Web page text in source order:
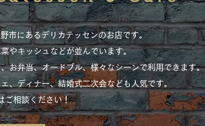
市にあるデリカテッセンのお店です。
やキッシュなどが並んでいます。
お弁当、オードブル、様々なシーンで利用できます。​​
、ディナー、結婚式二次会なども人気です。
ご相談ください！